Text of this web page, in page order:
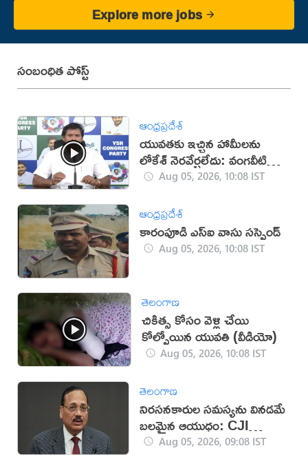
Explore more jobs
సంబంధిత పోస్ట్
ఆంధ్రప్రదేశ్
యువతకు ఇచ్చిన హామీలను
లోకేశ్ నెరవేర్చలేదు: వంగవీటి
నరేంద్రAug 05, 2026, 10:08 IST
ఆంధ్రప్రదేశ్
కారంపూడి ఎస్ఐ వాసు స‌స్పెండ్‌
Aug 05, 2026, 10:08 IST
తెలంగాణ
చికిత్స కోసం వెళ్లి చేయి
కోల్పోయిన యువతి (వీడియో)
Aug 05, 2026, 10:08 IST
తెలంగాణ
నిరసనకారుల సమస్యను వినడమే
బలమైన ఆయుధం: CJI
సూర్యకాంత్
Aug 05, 2026, 09:08 IST